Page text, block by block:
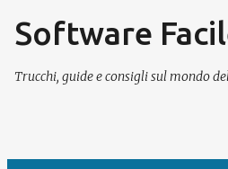
Passa ai
Software
Trucchi, guide e consigli sul mondo